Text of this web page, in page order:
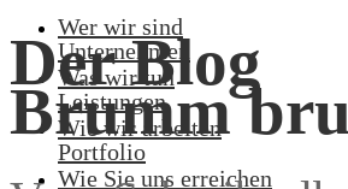
Wer wir sind
Unternehmen
Was wir tun
Leistungen
Wie wir arbeiten
Portfolio
Wie Sie uns erreichen
Der Blog
Brumm